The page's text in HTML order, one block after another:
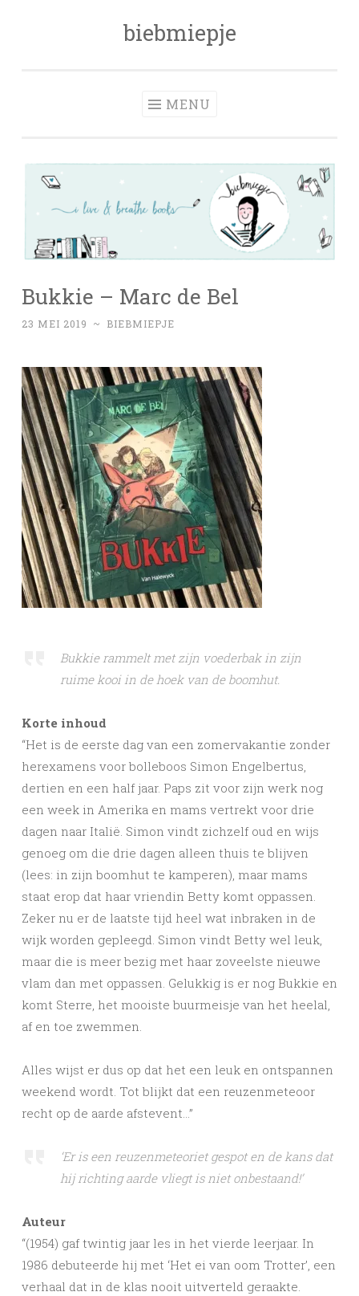
biebmiepje
MENU
Bukkie – Marc de Bel
23 MEI 2019 ~ BIEBMIEPJE
Bukkie rammelt met zijn voederbak in zijn
ruime kooi in de hoek van de boomhut.
Korte inhoud
“Het is de eerste dag van een zomervakantie zonder
herexamens voor bolleboos Simon Engelbertus,
dertien en een half jaar. Paps zit voor zijn werk nog
een week in Amerika en mams vertrekt voor drie
dagen naar Italië. Simon vindt zichzelf oud en wijs
genoeg om die drie dagen alleen thuis te blijven
(lees: in zijn boomhut te kamperen), maar mams
staat erop dat haar vriendin Betty komt oppassen.
Zeker nu er de laatste tijd heel wat inbraken in de
wijk worden gepleegd. Simon vindt Betty wel leuk,
maar die is meer bezig met haar zoveelste nieuwe
vlam dan met oppassen. Gelukkig is er nog Bukkie en
komt Sterre, het mooiste buurmeisje van het heelal,
af en toe zwemmen.
Alles wijst er dus op dat het een leuk en ontspannen
weekend wordt. Tot blijkt dat een reuzenmeteoor
recht op de aarde afstevent…”
‘Er is een reuzenmeteoriet gespot en de kans dat
hij richting aarde vliegt is niet onbestaand!’
Auteur
“(1954) gaf twintig jaar les in het vierde leerjaar. In
1986 debuteerde hij met ‘Het ei van oom Trotter’, een
verhaal dat in de klas nooit uitverteld geraakte.